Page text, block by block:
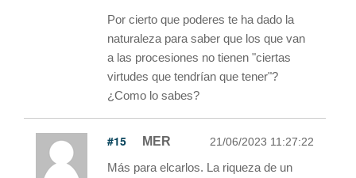
Por cierto que poderes te ha dado la
naturaleza para saber que los que van
a las procesiones no tienen "ciertas
virtudes que tendrían que tener"?
¿Como lo sabes?
#15 MER 21/06/2023 11:27:22
Más para elcarlos. La riqueza de un